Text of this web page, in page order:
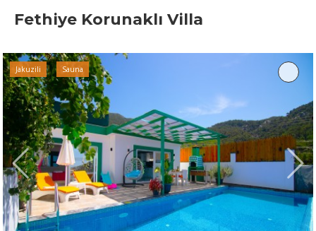
Fethiye Korunaklı Villa
Jakuzili Sauna